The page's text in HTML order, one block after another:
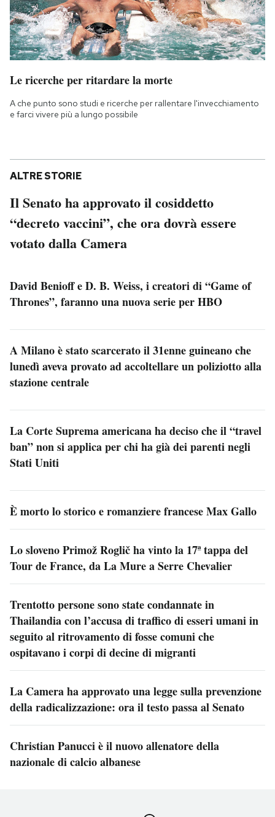
Le ricerche per ritardare la morte
A che punto sono studi e ricerche per rallentare l'invecchiamento
e farci vivere più a lungo possibile
ALTRE STORIE
Il Senato ha approvato il cosiddetto
“decreto vaccini”, che ora dovrà essere
votato dalla Camera
David Benioff e D. B. Weiss, i creatori di “Game of
Thrones”, faranno una nuova serie per HBO
A Milano è stato scarcerato il 31enne guineano che
lunedì aveva provato ad accoltellare un poliziotto alla
stazione centrale
La Corte Suprema americana ha deciso che il “travel
ban” non si applica per chi ha già dei parenti negli
Stati Uniti
È morto lo storico e romanziere francese Max Gallo
Lo sloveno Primož Roglič ha vinto la 17ª tappa del
Tour de France, da La Mure a Serre Chevalier
Trentotto persone sono state condannate in
Thailandia con l’accusa di traffico di esseri umani in
seguito al ritrovamento di fosse comuni che
ospitavano i corpi di decine di migranti
La Camera ha approvato una legge sulla prevenzione
della radicalizzazione: ora il testo passa al Senato
Christian Panucci è il nuovo allenatore della
nazionale di calcio albanese